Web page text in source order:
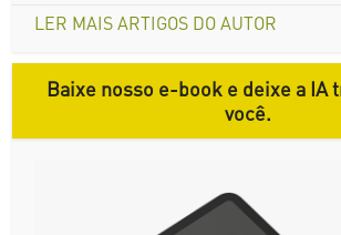
LER MAIS ARTIGOS DO AUTOR
Baixe nosso e-book e deixe a IA
você.